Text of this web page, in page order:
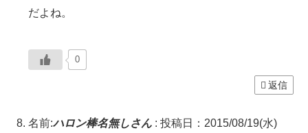
だよね。
0
返信
名前:ハロン棒名無しさん : 投稿日：2015/08/19(水)